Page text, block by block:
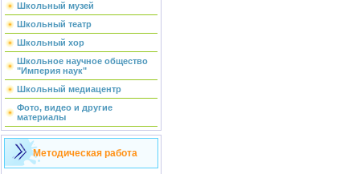
Школьный музей
Школьный театр
Школьный хор
Школьное научное общество
"Империя наук"
Школьный медиацентр
Фото, видео и другие
материалы
Методическая работа